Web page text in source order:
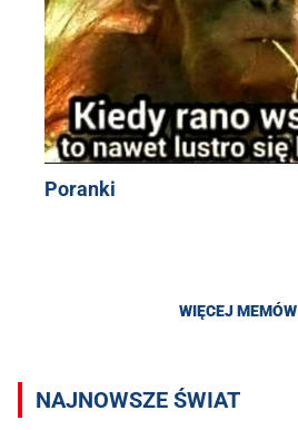
Poranki
WIĘCEJ MEMÓW
NAJNOWSZE ŚWIAT